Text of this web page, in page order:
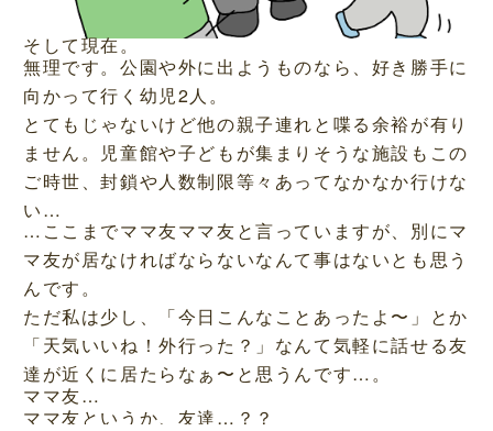
そして現在。
無理です。公園や外に出ようものなら、好き勝手に
向かって行く幼児2人。
とてもじゃないけど他の親子連れと喋る余裕が有り
ません。児童館や子どもが集まりそうな施設もこの
ご時世、封鎖や人数制限等々あってなかなか行けな
い…
…ここまでママ友ママ友と言っていますが、別にマ
マ友が居なければならないなんて事はないとも思う
んです。
ただ私は少し、「今日こんなことあったよ〜」とか
「天気いいね！外行った？」なんて気軽に話せる友
達が近くに居たらなぁ〜と思うんです…。
ママ友…
ママ友というか、友達…？？